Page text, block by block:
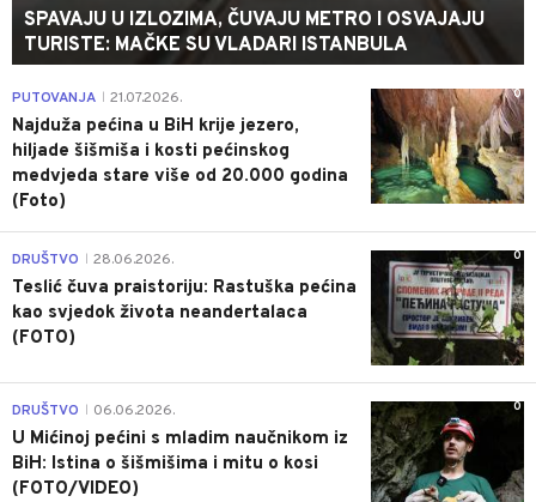
SPAVAJU U IZLOZIMA, ČUVAJU METRO I OSVAJAJU
TURISTE: MAČKE SU VLADARI ISTANBULA
0
PUTOVANJA 21.07.2026.
Najduža pećina u BiH krije jezero,
hiljade šišmiša i kosti pećinskog
medvjeda stare više od 20.000 godina
(Foto)
0
DRUŠTVO 28.06.2026.
Teslić čuva praistoriju: Rastuška pećina
kao svjedok života neandertalaca
(FOTO)
0
DRUŠTVO 06.06.2026.
U Mićinoj pećini s mladim naučnikom iz
BiH: Istina o šišmišima i mitu o kosi
(FOTO/VIDEO)